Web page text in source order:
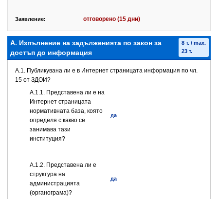
Заявление: отговорено (15 дни)
А. Изпълнение на задълженията по закон за
достъп до информация
8 т. / max.
23 т.
A.1. Публикувана ли е в Интернет страницата информация по чл.
15 от ЗДОИ?
A.1.1. Представена ли е на
Интернет страницата
нормативната база, която
определя с какво се
занимава тази
институция?
да
A.1.2. Представена ли е
структура на
администрацията
(органограма)?
да